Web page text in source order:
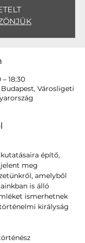
18:30
Városligeti
építő,
meg
amelyből
is álló
ismerhetnek
királyság